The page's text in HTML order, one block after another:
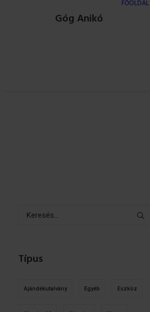
Góg Anikó
FŐOLDAL
Típus
Ajándékutalvány Egyéb Eszköz